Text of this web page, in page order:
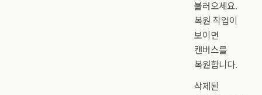
불러오세요.
복원 작업이
보이면
캔버스를
복원합니다.
삭제된